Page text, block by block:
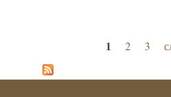
Страницы
1 2 3